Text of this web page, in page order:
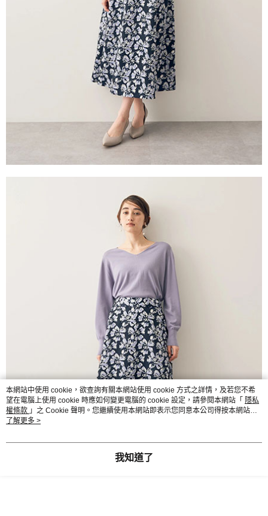
本網站中使用 cookie，欲查詢有關本網站使用 cookie 方式之詳情，及若您不希
望在電腦上使用 cookie 時應如何變更電腦的 cookie 設定，請參閱本網站「 隱私
權條款 」之 Cookie 聲明。您繼續使用本網站即表示您同意本公司得按本網站使
用條款之 Cookie 聲明使用 cookie。
了解更多 >
我知道了